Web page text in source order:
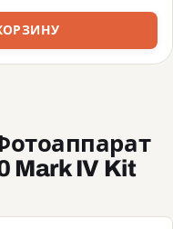
Mark IV Kit